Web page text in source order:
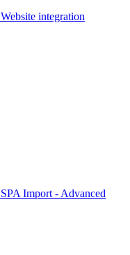
Website integration
SPA Import - Advanced